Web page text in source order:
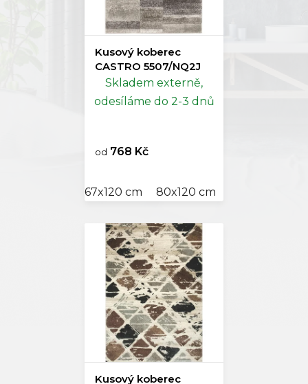
Kusový koberec
CASTRO 5507/NQ2J
Skladem externě,
odesíláme do 2-3 dnů
od 768 Kč
67x120 cm 80x120 cm
Kusový koberec